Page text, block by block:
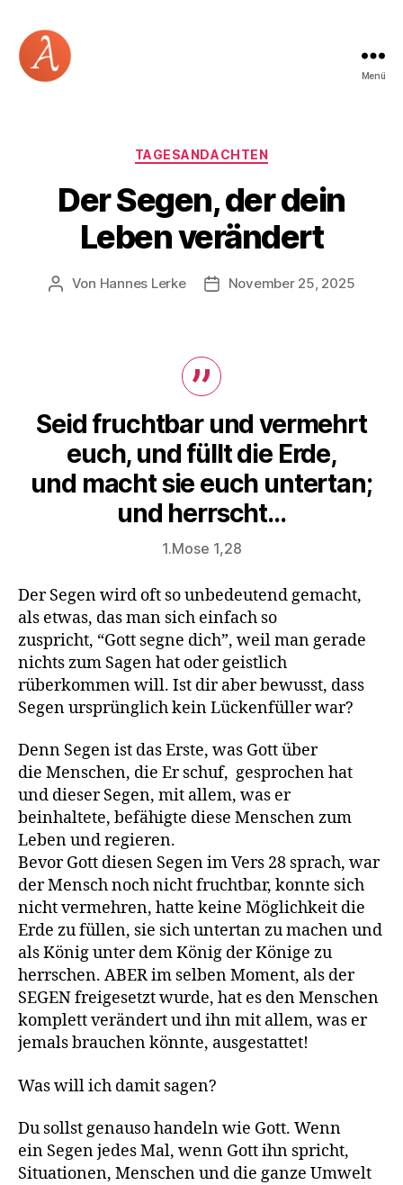
Menü
Kategorien
TAGESANDACHTEN
Der Segen, der dein
Leben verändert
Beitragsautor
Von Hannes Lerke Beitragsdatum
November 25, 2025
Seid fruchtbar und vermehrt
euch, und füllt die Erde,
und macht sie euch untertan;
und herrscht…
1.Mose 1,28
Der Segen wird oft so unbedeutend gemacht,
als etwas, das man sich einfach so
zuspricht, “Gott segne dich”, weil man gerade
nichts zum Sagen hat oder geistlich
rüberkommen will. Ist dir aber bewusst, dass
Segen ursprünglich kein Lückenfüller war?
Denn Segen ist das Erste, was Gott über
die Menschen, die Er schuf, gesprochen hat
und dieser Segen, mit allem, was er
beinhaltete, befähigte diese Menschen zum
Leben und regieren.
Bevor Gott diesen Segen im Vers 28 sprach, war
der Mensch noch nicht fruchtbar, konnte sich
nicht vermehren, hatte keine Möglichkeit die
Erde zu füllen, sie sich untertan zu machen und
als König unter dem König der Könige zu
herrschen. ABER im selben Moment, als der
SEGEN freigesetzt wurde, hat es den Menschen
komplett verändert und ihn mit allem, was er
jemals brauchen könnte, ausgestattet!
Was will ich damit sagen?
Du sollst genauso handeln wie Gott. Wenn
ein Segen jedes Mal, wenn Gott ihn spricht,
Situationen, Menschen und die ganze Umwelt